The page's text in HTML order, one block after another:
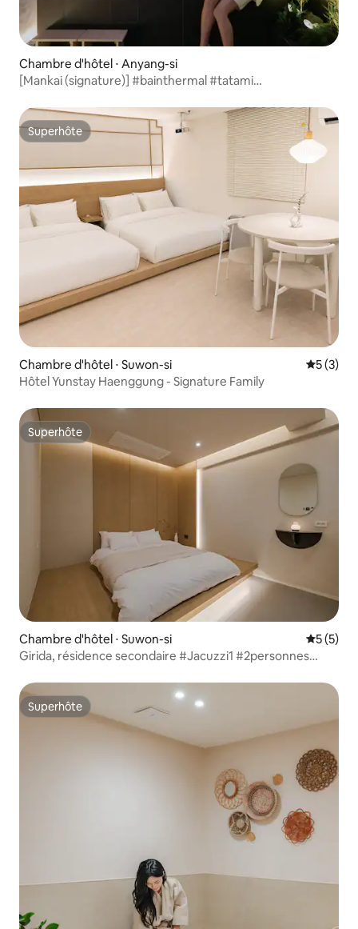
Chambre d'hôtel ⋅ Anyang-si
[Mankai (signature)] #bainthermal #tatami
#enceintebluetooth
Superhôte
Superhôte
Chambre d'hôtel ⋅ Suwon-si
5 (3)
Hôtel Yunstay Haenggung - Signature Family
Superhôte
Superhôte
Chambre d'hôtel ⋅ Suwon-si
5 (5)
Girida, résidence secondaire #Jacuzzi1 #2personnes
Superhôte
Superhôte